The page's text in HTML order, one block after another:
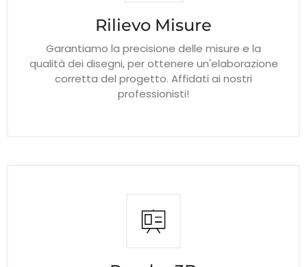
Rilievo Misure
Garantiamo la precisione delle misure e la
qualità dei disegni, per ottenere un'elaborazione
corretta del progetto. Affidati ai nostri
professionisti!